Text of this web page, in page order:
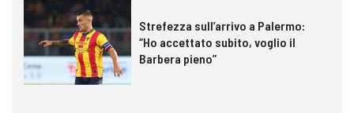
Strefezza sull’arrivo a Palermo:
“Ho accettato subito, voglio il
Barbera pieno”